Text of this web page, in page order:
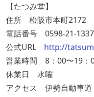
【たつみ堂】
住所 松阪市本町2172
電話番号 0598-21-1337
公式URL http://
営業時間 8：00〜19：
休業日 水曜
アクセス 伊勢自動車道